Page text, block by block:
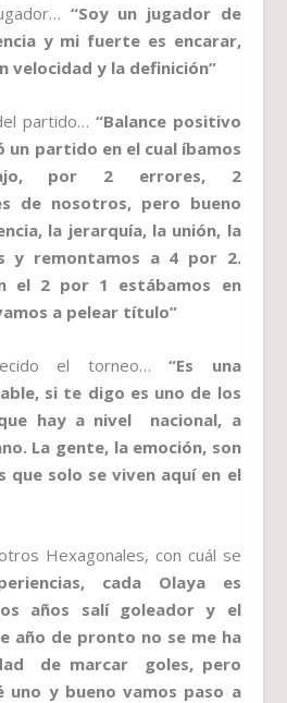
“Soy un jugador de
y mi fuerte es encarar,
velocidad y la definición”
partido… “Balance positivo
un partido en el cual íbamos
por 2 errores, 2
de nosotros, pero bueno
la jerarquía, la unión, la
y remontamos a 4 por 2.
el 2 por 1 estábamos en
a pelear título”
el torneo…“Es una
si te digo es uno de los
hay a nivel nacional, a
La gente, la emoción, son
que solo se viven aquí en el
Hexagonales, con cuál se
cada Olaya es
años salí goleador y el
año de pronto no se me ha
de marcar goles, pero
uno y bueno vamos paso a